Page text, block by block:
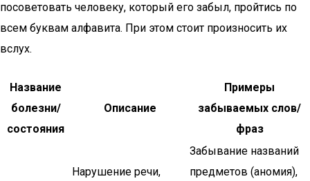
посоветовать человеку, который его забыл, пройтись по
всем буквам алфавита. При этом стоит произносить их
вслух.
Название
болезни/
состояния
Описание
Примеры
забываемых слов/
фраз
Нарушение речи,
Забывание названий
предметов (аномия),